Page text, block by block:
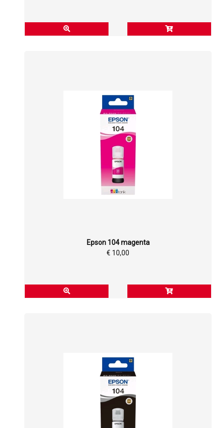
Epson 104 magenta
€ 10,00